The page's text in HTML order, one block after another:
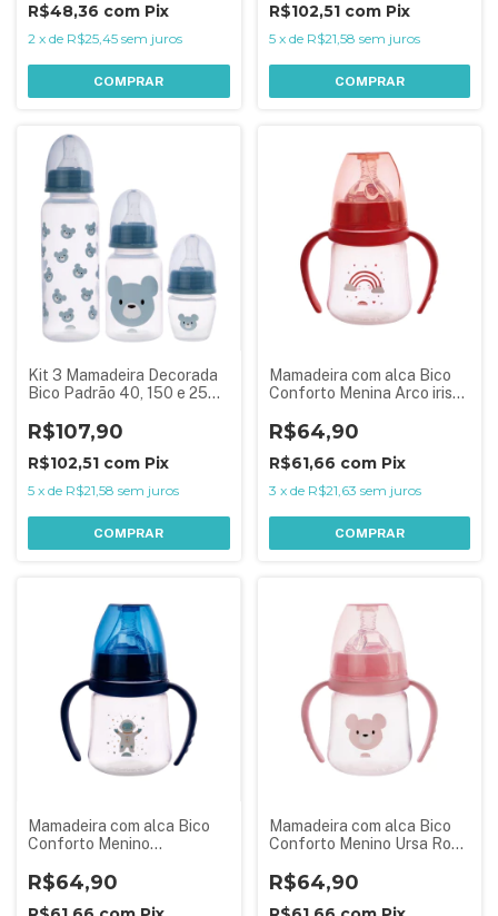
R$48,36 com Pix
2 x de R$25,45 sem juros
COMPRAR
R$102,51 com Pix
5 x de R$21,58 sem juros
COMPRAR
Kit 3 Mamadeira Decorada
Bico Padrão 40, 150 e 250
R$107,90
R$102,51 com Pix
5 x de R$21,58 sem juros
COMPRAR
Mamadeira com alca Bico
Conforto Menina Arco iris
R$64,90
R$61,66 com Pix
3 x de R$21,63 sem juros
COMPRAR
Mamadeira com alca Bico
Conforto Menino
R$64,90
Mamadeira com alca Bico
Conforto Menino Ursa Rosa
R$64,90